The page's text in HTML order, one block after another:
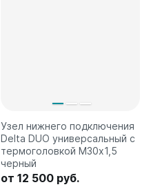
Узел нижнего подключения
Delta DUO универсальный с
термоголовкой М30х1,5
черный
от 12 500 руб.